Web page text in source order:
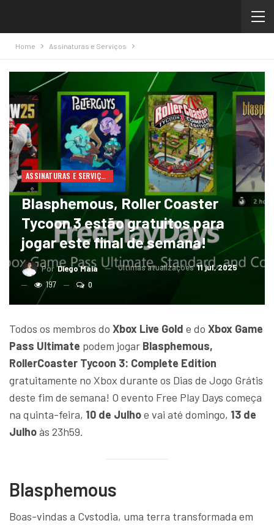
Home Assinaturas e Serviços
ASSINATURAS E SERVIÇOS
Blasphemous, Roller Coaster
Tycoon 3 estão gratuitos para
jogar este final de semana!
Por Diego Maia Ultimas atualizações11 jul, 2025
197
0
Todos os membros do Xbox Live Gold e do Xbox Game
Pass Ultimate podem jogar Blasphemous,
RollerCoaster Tycoon 3: Complete Edition
gratuitamente no Xbox durante os Dias de Jogo Grátis
deste fim de semana! O evento Free Play Days começa
na quinta-feira, 10 de Julhoe vai até domingo, 13 de
Julhoàs 23h59.
Blasphemous
Boas-vindas a Cvstodia, uma terra transformada em